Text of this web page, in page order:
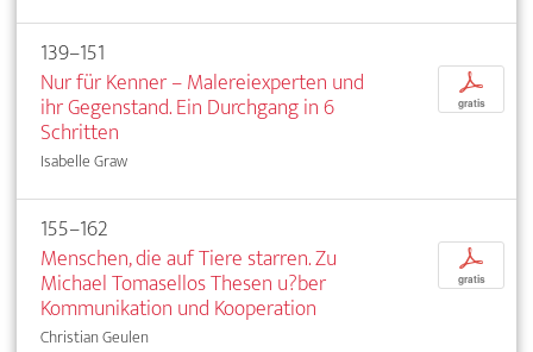
139–151
Nur für Kenner – Malereiexperten und
ihr Gegenstand. Ein Durchgang in 6
Schritten
Isabelle Graw
p
gratis
155–162
Menschen, die auf Tiere starren. Zu
Michael Tomasellos Thesen u?ber
Kommunikation und Kooperation
Christian Geulen
p
gratis